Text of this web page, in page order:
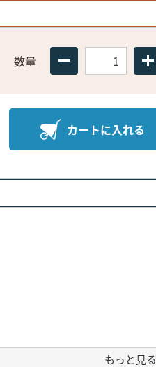
数量
カートに入れる
もっと見る